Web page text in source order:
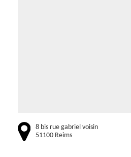
8 bis rue gabriel voisin
51100 Reims